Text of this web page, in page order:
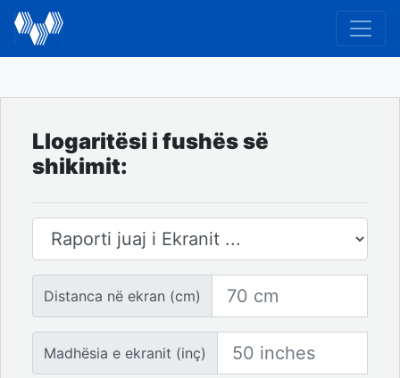
Llogaritësi i fushës së
shikimit:
Raporti i ekranit
Distanca në ekran (cm)
Madhësia e ekranit (inç)